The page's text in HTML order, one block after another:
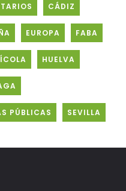
CÁDIZ
EUROPA FABA
HUELVA
PÚBLICAS SEVILLA